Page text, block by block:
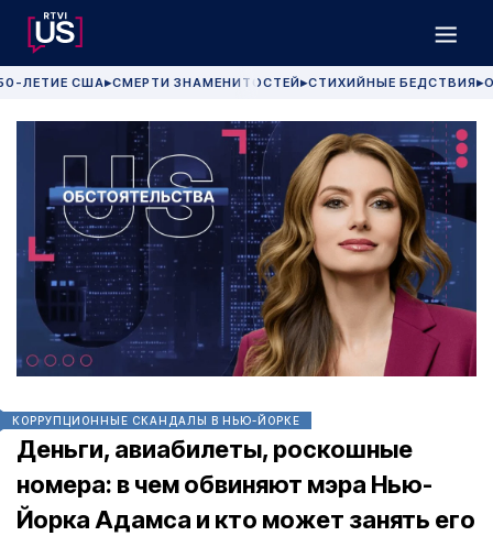
ЛЕТИЕ США▶СМЕРТИ ЗНАМЕНИТОСТЕЙ▶СТИХИЙНЫЕ БЕДСТВИЯ▶
КОРРУПЦИОННЫЕ СКАНДАЛЫ В НЬЮ-ЙОРКЕ
Деньги, авиабилеты, роскошные
номера: в чем обвиняют мэра Нью-
Йорка Адамса и кто может занять его